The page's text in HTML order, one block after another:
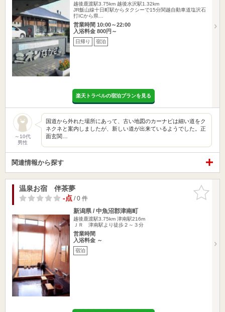
越後鹿渡駅3.75km 越後水沢駅1.32km
JR飯山線十日町駅からタクシーで15分関越自動車道塩沢石
打ICから県…
営業時間 10:00～22:00
入浴料金 800円～
日帰り 宿泊
楽天トラベルの宿泊プランを見る
～10代
男性
国道から外れた場所にあって、古い地図のカーナビは細い道をク
ネクネと案内しましたが、新しい道が出来ているようでした。正
面玄関…
関連情報から探す
お気に入
りに追加
温泉お宿 伴茶夢
-点/ 0 件
新潟県 / 中魚沼郡津南町
越後鹿渡駅3.75km 津南駅216m
ＪＲ 津南駅より徒歩２～３分
営業時間
入浴料金 ～
宿泊